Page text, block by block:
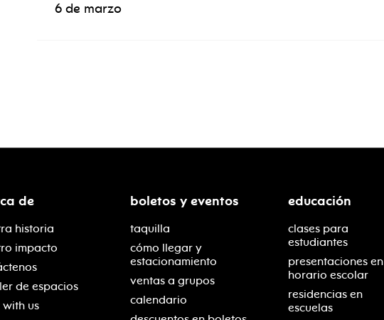
6 de marzo
de
historia
impacto
de espacios
us
boletos y eventos
taquilla
cómo llegar y
estacionamiento
ventas a grupos
calendario
educación
clases para
estudiantes
presentaciones en
horario escolar
residencias en
escuelas